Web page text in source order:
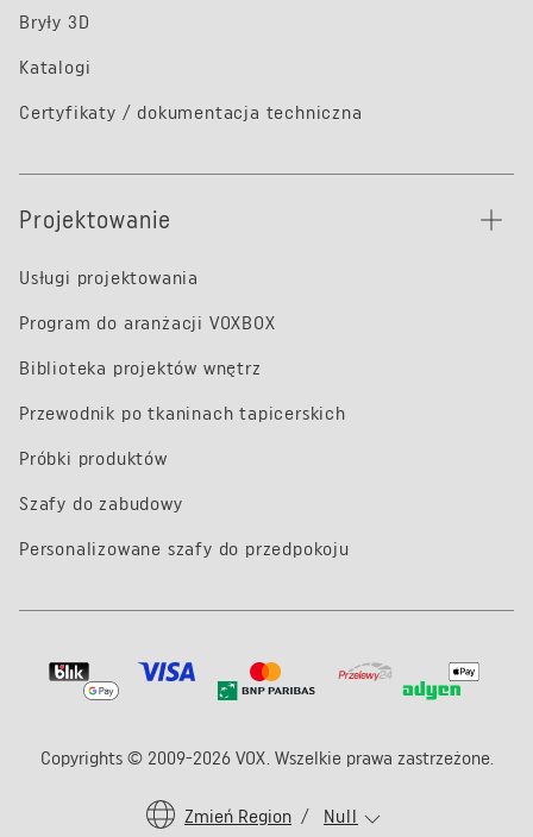
Bryły 3D
Katalogi
Certyfikaty / dokumentacja techniczna
Projektowanie
Usługi projektowania
Program do aranżacji VOXBOX
Biblioteka projektów wnętrz
Przewodnik po tkaninach tapicerskich
Próbki produktów
Szafy do zabudowy
Personalizowane szafy do przedpokoju
Copyrights © 2009-2026 VOX. Wszelkie prawa zastrzeżone.
Zmień Region / Null